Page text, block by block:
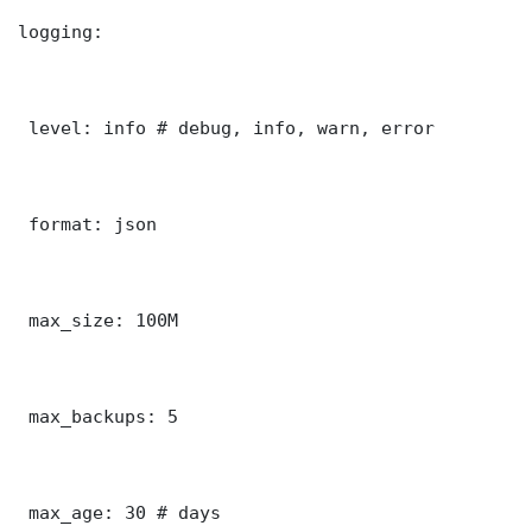
logging:
level: info # debug, info, warn, error
format: json
max_size: 100M
max_backups: 5
max_age: 30 # days